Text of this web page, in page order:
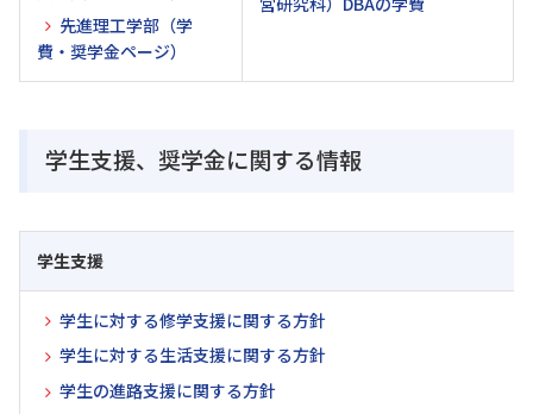
先進理工学部（学
費・奨学金ページ）
学生支援、奨学金に関する情報
学生支援
学生に対する修学支援に関する方針
学生に対する生活支援に関する方針
学生の進路支援に関する方針